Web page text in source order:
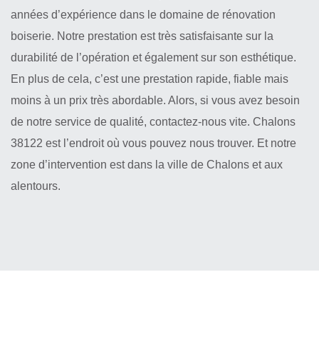
années d’expérience dans le domaine de rénovation
boiserie. Notre prestation est très satisfaisante sur la
durabilité de l’opération et également sur son esthétique.
En plus de cela, c’est une prestation rapide, fiable mais
moins à un prix très abordable. Alors, si vous avez besoin
de notre service de qualité, contactez-nous vite. Chalons
38122 est l’endroit où vous pouvez nous trouver. Et notre
zone d’intervention est dans la ville de Chalons et aux
alentours.